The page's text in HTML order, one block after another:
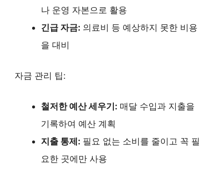
나 운영 자본으로 활용
긴급 자금: 의료비 등 예상하지 못한 비용
을 대비
자금 관리 팁:
철저한 예산 세우기: 매달 수입과 지출을
기록하여 예산 계획
지출 통제: 필요 없는 소비를 줄이고 꼭 필
요한 곳에만 사용